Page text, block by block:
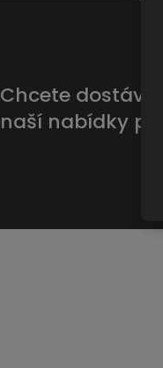
Chcete
naší nabídky